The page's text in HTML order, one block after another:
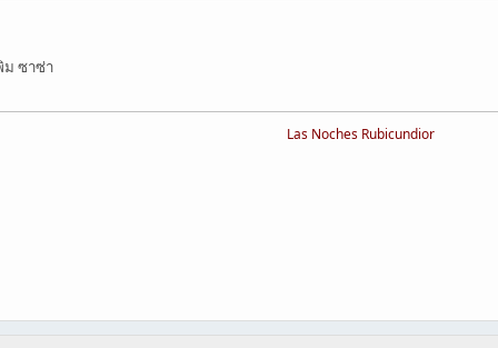
ซาซ่า
Las Noches Rubicundior